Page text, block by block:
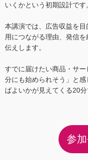
いくかという初期設計です
本講演では、広告収益を
用につながる理由、発信
伝えします。
すでに届けたい商品・サ
分にも始められそう」と
ばよいかが見えてくる20分
参